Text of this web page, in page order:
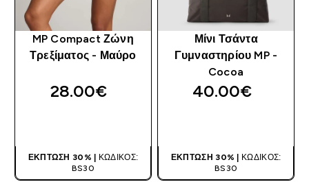
MP Compact Ζώνη
Τρεξίματος - Μαύρο
28.00€‎
ΈΚΠΤΩΣΗ 30% | ΚΩΔΙΚΌΣ:
BS30
Μίνι Τσάντα
Γυμναστηρίου MP -
Cocoa
40.00€‎
ΈΚΠΤΩΣΗ 30% | ΚΩΔΙΚΌΣ:
BS30